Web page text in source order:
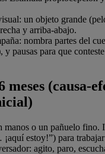
un objeto grande
y arriba-abajo.
nombra partes del
y pausas para que
meses (causa-
manos o un pañuelo fino.
estoy!”) para trabajar
agito, paro,